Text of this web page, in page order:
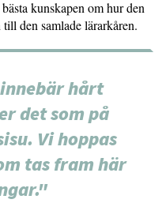
kunskapen om hur den
den samlade lärarkåren.
hårt
det som på
Vi hoppas
tas fram här